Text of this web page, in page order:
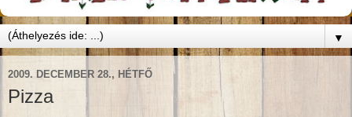
▼
2009. DECEMBER 28., HÉTFŐ
Pizza